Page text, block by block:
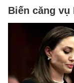
Biến căng